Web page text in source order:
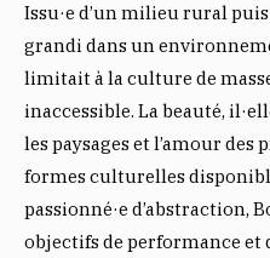
Issu·e d’un milieu rural
grandi dans un
limitait à la culture de
inaccessible. La beauté,
les paysages et l’amour des
formes culturelles
passionné·e d’abstraction,
objectifs de performance et